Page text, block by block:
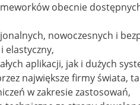
obecnie
nowoczesnych i
elastyczny,
aplikacji, jak i dużych
największe firmy świata,
w zakresie zastosowań,